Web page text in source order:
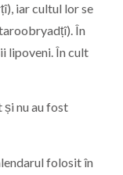
iar cultul lor se
În
lipoveni. În cult
și nu au fost
folosit în